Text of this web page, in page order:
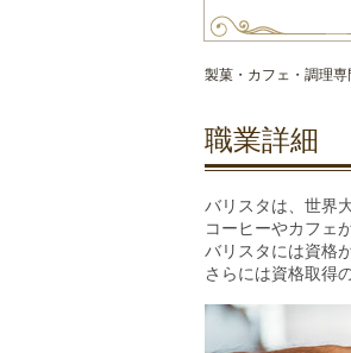
製菓・カフェ・調理専
職業詳細
バリスタは、世界
コーヒーやカフェ
バリスタには資格
さらには資格取得